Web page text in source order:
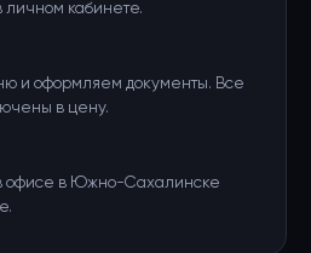
личном кабинете.
и оформляем документы. Все
в цену.
офисе в Южно-Сахалинске